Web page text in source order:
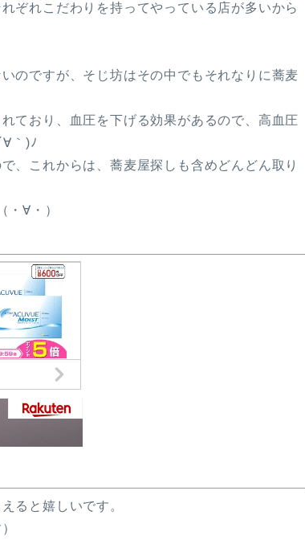
ぞれこだわりを持ってやっている店が多いから
のですが、そじ坊はその中でもそれなりに蕎麦
ており、血圧を下げる効果があるので、高血圧
｀)ﾉ
、これからは、蕎麦屋探しも含めどんどん取り
・∀・）
ると嬉しいです。